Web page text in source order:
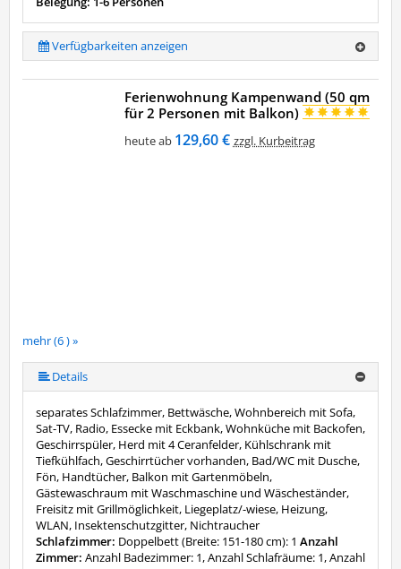
Verfügbarkeiten anzeigen
mehr (6 ) »
mehr (6 ) »
mehr (6 ) »
Ferienwohnung Kampenwand (50 qm
für 2 Personen mit Balkon)
heute ab 129,60 € zzgl. Kurbeitrag
Details
separates Schlafzimmer, Bettwäsche, Wohnbereich mit Sofa,
Sat-TV, Radio, Essecke mit Eckbank, Wohnküche mit Backofen,
Geschirrspüler, Herd mit 4 Ceranfelder, Kühlschrank mit
Tiefkühlfach, Geschirrtücher vorhanden, Bad/WC mit Dusche,
Fön, Handtücher, Balkon mit Gartenmöbeln,
Gästewaschraum mit Waschmaschine und Wäscheständer,
Freisitz mit Grillmöglichkeit, Liegeplatz/-wiese, Heizung,
WLAN, Insektenschutzgitter, Nichtraucher
Schlafzimmer: Doppelbett (Breite: 151-180 cm): 1 Anzahl
Zimmer: Anzahl Badezimmer: 1, Anzahl Schlafräume: 1, Anzahl